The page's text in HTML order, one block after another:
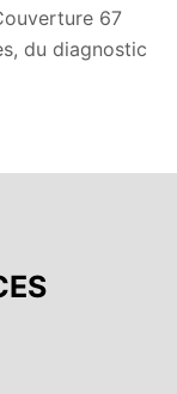
67
du diagnostic